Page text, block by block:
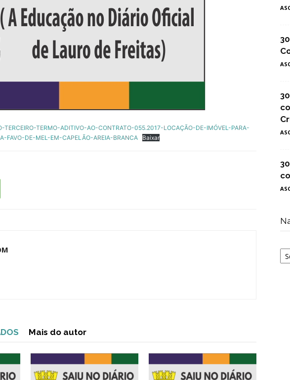
TERCEIRO-TERMO-ADITIVO-AO-CONTRATO-055.2017-LOCAÇÃO-DE-IMÓVEL-PARA-
FAVO-DE-MEL-EM-CAPELÃO-AREIA-BRANCA
Baixar
Mais do autor